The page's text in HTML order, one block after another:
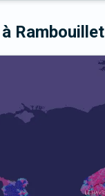
à Rambouillet